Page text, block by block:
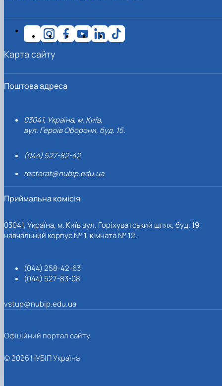
Поштова адреса
03041, Україна, м. Київ,
вул. Героїв Оборони, буд. 15.
(044) 527-82-42
rectorat@nubip.edu.ua
Приймальна комісія
03041, Україна, м. Київ вул. Горіхуватський шлях, буд. 19,
навчальний корпус № 1, кімната № 12.
(044) 258-42-63
(044) 527-83-08
vstup@nubip.edu.ua
Карта сайту
Офіційний портал сайту
© 2026 НУБІП Україна